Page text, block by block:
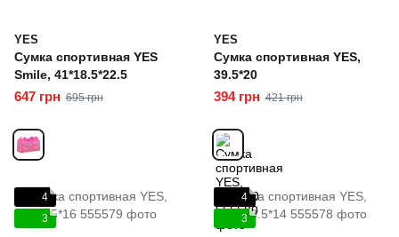
YES
Сумка спортивная YES
Smile, 41*18.5*22.5
647 грн 695 грн
YES
Сумка спортивная YES,
39.5*20
394 грн 421 грн
4
3
4
3